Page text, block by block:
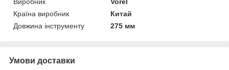
Країна виробник
Китай
Довжина інструменту
275 мм
Умови доставки